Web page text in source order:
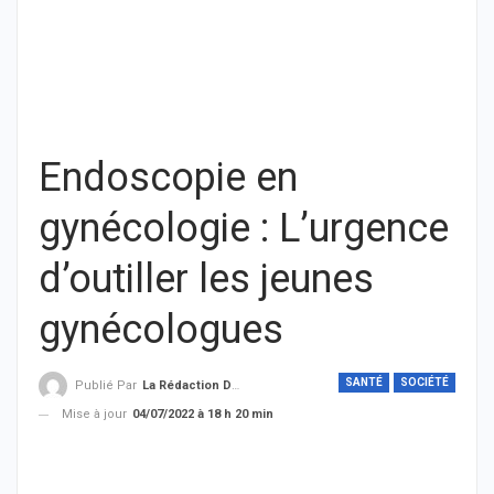
Endoscopie en
gynécologie : L’urgence
d’outiller les jeunes
gynécologues
SANTÉ SOCIÉTÉ
Publié Par La Rédaction De THIEYSENEGAL.com
Mise à jour 04/07/2022 à 18 h 20 min